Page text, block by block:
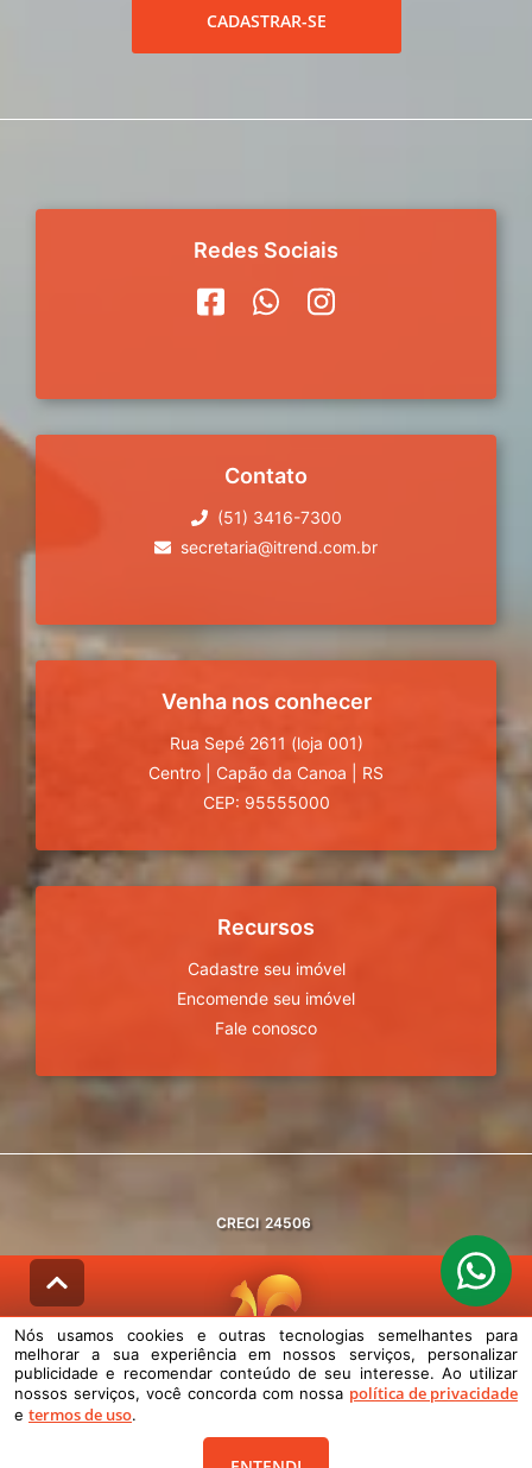
CADASTRAR-SE
Redes Sociais
Contato
(51) 3416-7300
secretaria@itrend.com.br
Venha nos conhecer
Rua Sepé 2611 (loja 001)
Centro
Capão da Canoa
RS
CEP: 95555000
Recursos
Cadastre seu imóvel
Encomende seu imóvel
Fale conosco
CRECI 24506
© DESENVOLVIDO PELAAGIL.NET
Nós usamos cookies e outras tecnologias semelhantes para melhorar a
sua experiência em nossos serviços, personalizar publicidade e
Nós usamos cookies e outras tecnologias semelhantes para
melhorar a sua experiência em nossos serviços, personalizar
publicidade e recomendar conteúdo de seu interesse. Ao utilizar
nossos serviços, você concorda com nossa política de privacidade
e termos de uso.